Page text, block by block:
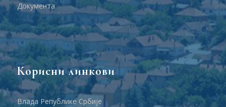
Документа
Корисни линкови
Влада Републике Србије